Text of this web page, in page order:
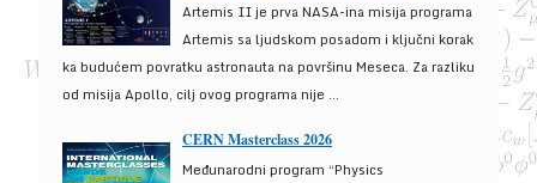
Artemis II je prva NASA-ina misija programa
Artemis sa ljudskom posadom i ključni korak
ka budućem povratku astronauta na površinu Meseca. Za razliku
od misija Apollo, cilj ovog programa nije ...
CERN Masterclass 2026
Međunarodni program “Physics